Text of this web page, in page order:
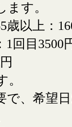
ます。
以上：
1回目
。
で、希望